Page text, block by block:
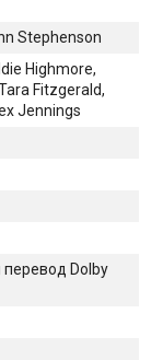
Stephenson
Highmore,
Fitzgerald,
Jennings
перевод Dolby